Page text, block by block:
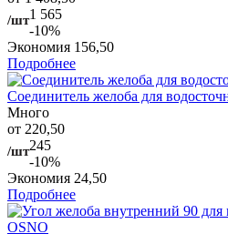
/шт1 565
-10%
Экономия 156,50
Подробнее
Соединитель желоба для
Много
от 220,50
/шт245
-10%
Экономия 24,50
Подробнее